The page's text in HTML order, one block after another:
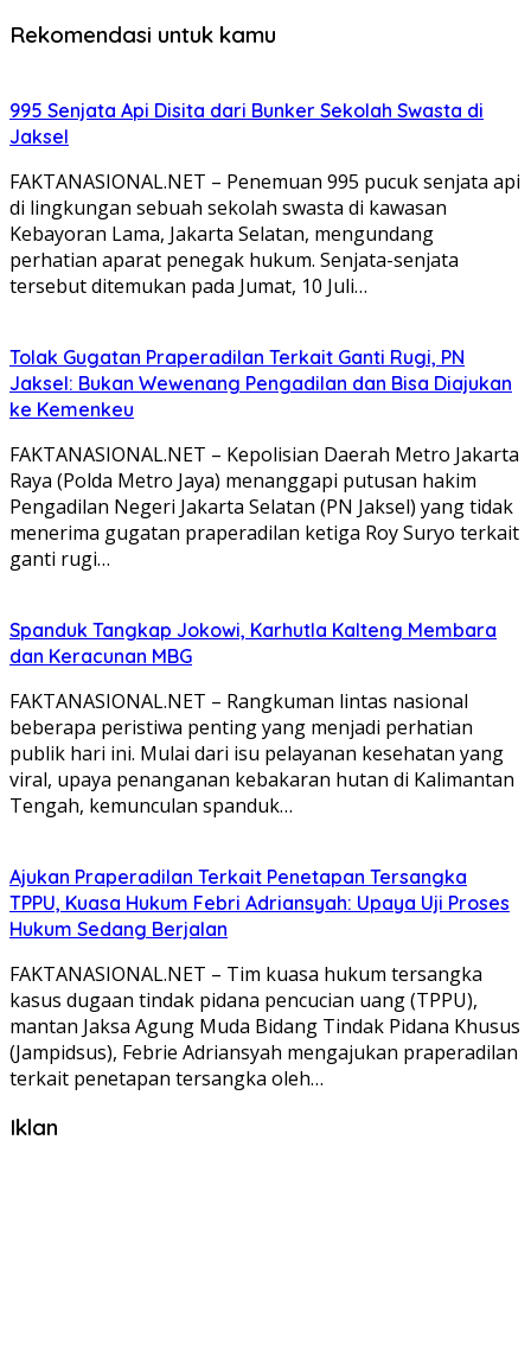
Rekomendasi untuk kamu
995 Senjata Api Disita dari Bunker Sekolah Swasta di
Jaksel
FAKTANASIONAL.NET – Penemuan 995 pucuk senjata api
di lingkungan sebuah sekolah swasta di kawasan
Kebayoran Lama, Jakarta Selatan, mengundang
perhatian aparat penegak hukum. Senjata-senjata
tersebut ditemukan pada Jumat, 10 Juli…
Tolak Gugatan Praperadilan Terkait Ganti Rugi, PN
Jaksel: Bukan Wewenang Pengadilan dan Bisa Diajukan
ke Kemenkeu
FAKTANASIONAL.NET – Kepolisian Daerah Metro Jakarta
Raya (Polda Metro Jaya) menanggapi putusan hakim
Pengadilan Negeri Jakarta Selatan (PN Jaksel) yang tidak
menerima gugatan praperadilan ketiga Roy Suryo terkait
ganti rugi…
Spanduk Tangkap Jokowi, Karhutla Kalteng Membara
dan Keracunan MBG
FAKTANASIONAL.NET – Rangkuman lintas nasional
beberapa peristiwa penting yang menjadi perhatian
publik hari ini. Mulai dari isu pelayanan kesehatan yang
viral, upaya penanganan kebakaran hutan di Kalimantan
Tengah, kemunculan spanduk…
Ajukan Praperadilan Terkait Penetapan Tersangka
TPPU, Kuasa Hukum Febri Adriansyah: Upaya Uji Proses
Hukum Sedang Berjalan
FAKTANASIONAL.NET – Tim kuasa hukum tersangka
kasus dugaan tindak pidana pencucian uang (TPPU),
mantan Jaksa Agung Muda Bidang Tindak Pidana Khusus
(Jampidsus), Febrie Adriansyah mengajukan praperadilan
terkait penetapan tersangka oleh…
Iklan